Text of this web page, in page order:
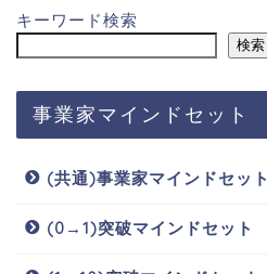
キーワード検索
検索
事業家マインドセット
(共通)事業家マインドセット
(0→1)突破マインドセット